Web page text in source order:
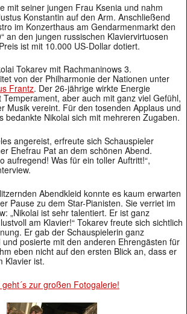
mit seiner jungen Frau Ksenia und nahm
Konstantin auf den Arm. Anschließend
im Konzerthaus am Gendarmenmarkt den
an den jungen russischen Klaviervirtuosen
ist mit 10.000 US-Dollar dotiert.
Tokarev mit Rachmaninows 3.
von der Philharmonie der Nationen unter
Frantz. Der 26-jährige wirkte Energie
aber auch mit ganz viel Gefühl,
Musik vereint. Für den tosenden Applaus und
bedankte Nikolai sich mit mehreren Zugaben.
angereist, erfreute sich Schauspieler
Ehefrau Pat an dem schönen Abend.
aufregend! Was für ein toller Auftritt!“,
Abendkleid konnte es kaum erwarten
Pause zu dem Star-Pianisten. Sie verriet im
„Nikolai ist sehr talentiert. Er ist ganz
am Klavier!“ Tokarev freute sich sichtlich
Er gab der Schauspielerin ganz
posierte mit den anderen Ehrengästen für
eben nicht auf den ersten Blick an, dass er
Klavier ist.
geht´s zur großen Fotogalerie!